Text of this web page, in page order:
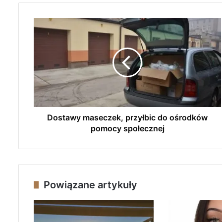
w
y
m
a
z
p
r
Dostawy maseczek, przyłbic do ośrodków
pomocy społecznej
Powiązane artykuły